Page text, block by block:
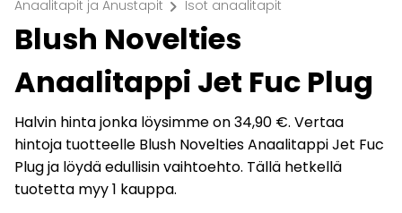
Anaalitapit ja Anustapit chevron_right Isot anaalitapit
Blush Novelties
Anaalitappi Jet Fuc Plug
Halvin hinta jonka löysimme on 34,90 €. Vertaa
hintoja tuotteelle Blush Novelties Anaalitappi Jet Fuc
Plug ja löydä edullisin vaihtoehto. Tällä hetkellä
tuotetta myy 1 kauppa.